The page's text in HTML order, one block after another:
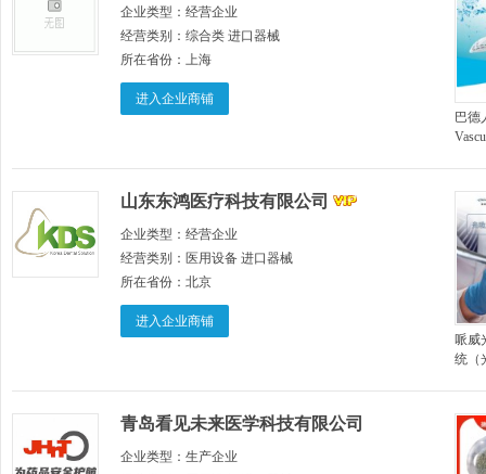
企业类型： 经营企业
经营类别： 综合类 进口器械
所在省份： 上海
进入企业商铺
巴德
山东东鸿医疗科技有限公司
企业类型： 经营企业
经营类别： 医用设备 进口器械
所在省份： 北京
进入企业商铺
哌威
统（
青岛看见未来医学科技有限公司
企业类型： 生产企业